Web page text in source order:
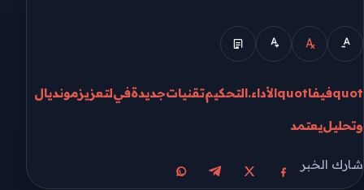
quotفيفاquot الأداء.التحكيمتقنياتجديدةفيلتعزيزمونديال
وتحليليعتمد
شارك الخبر
مشاركة على فيسبوك
مشاركة على Xمشاركة على تيليجرام
مشاركة على واتساب